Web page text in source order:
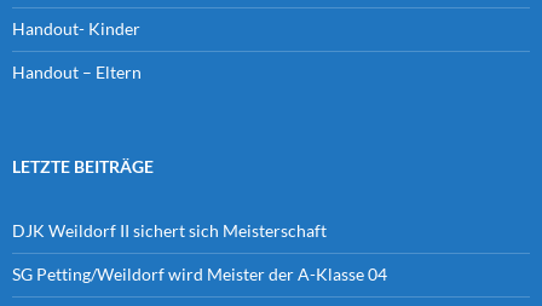
Handout- Kinder
Handout – Eltern
LETZTE BEITRÄGE
DJK Weildorf II sichert sich Meisterschaft
SG Petting/Weildorf wird Meister der A-Klasse 04